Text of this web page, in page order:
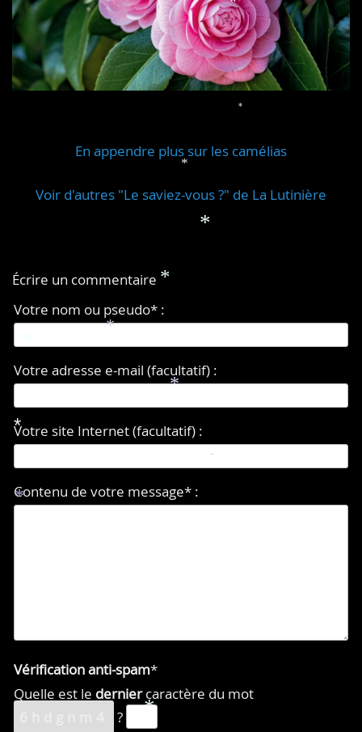
*
* *
*
*
En appendre plus sur les camélias
Voir d'autres "Le saviez-vous ?" de La Lutinière
Écrire un commentaire
Votre nom ou pseudo* :
Votre adresse e-mail (facultatif) :
Votre site Internet (facultatif) :
Contenu de votre message* :
Vérification anti-spam*
Quelle est le derniercaractère du mot
?